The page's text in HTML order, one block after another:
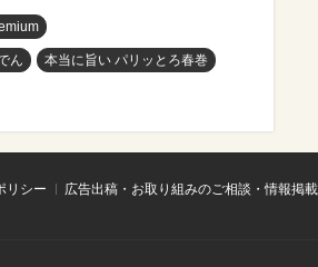
ん 本当に旨い パリッとろ春巻
リシー
広告出稿・お取り組みのご相談・情報掲